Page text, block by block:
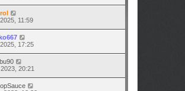
11:59
17:25
20:21